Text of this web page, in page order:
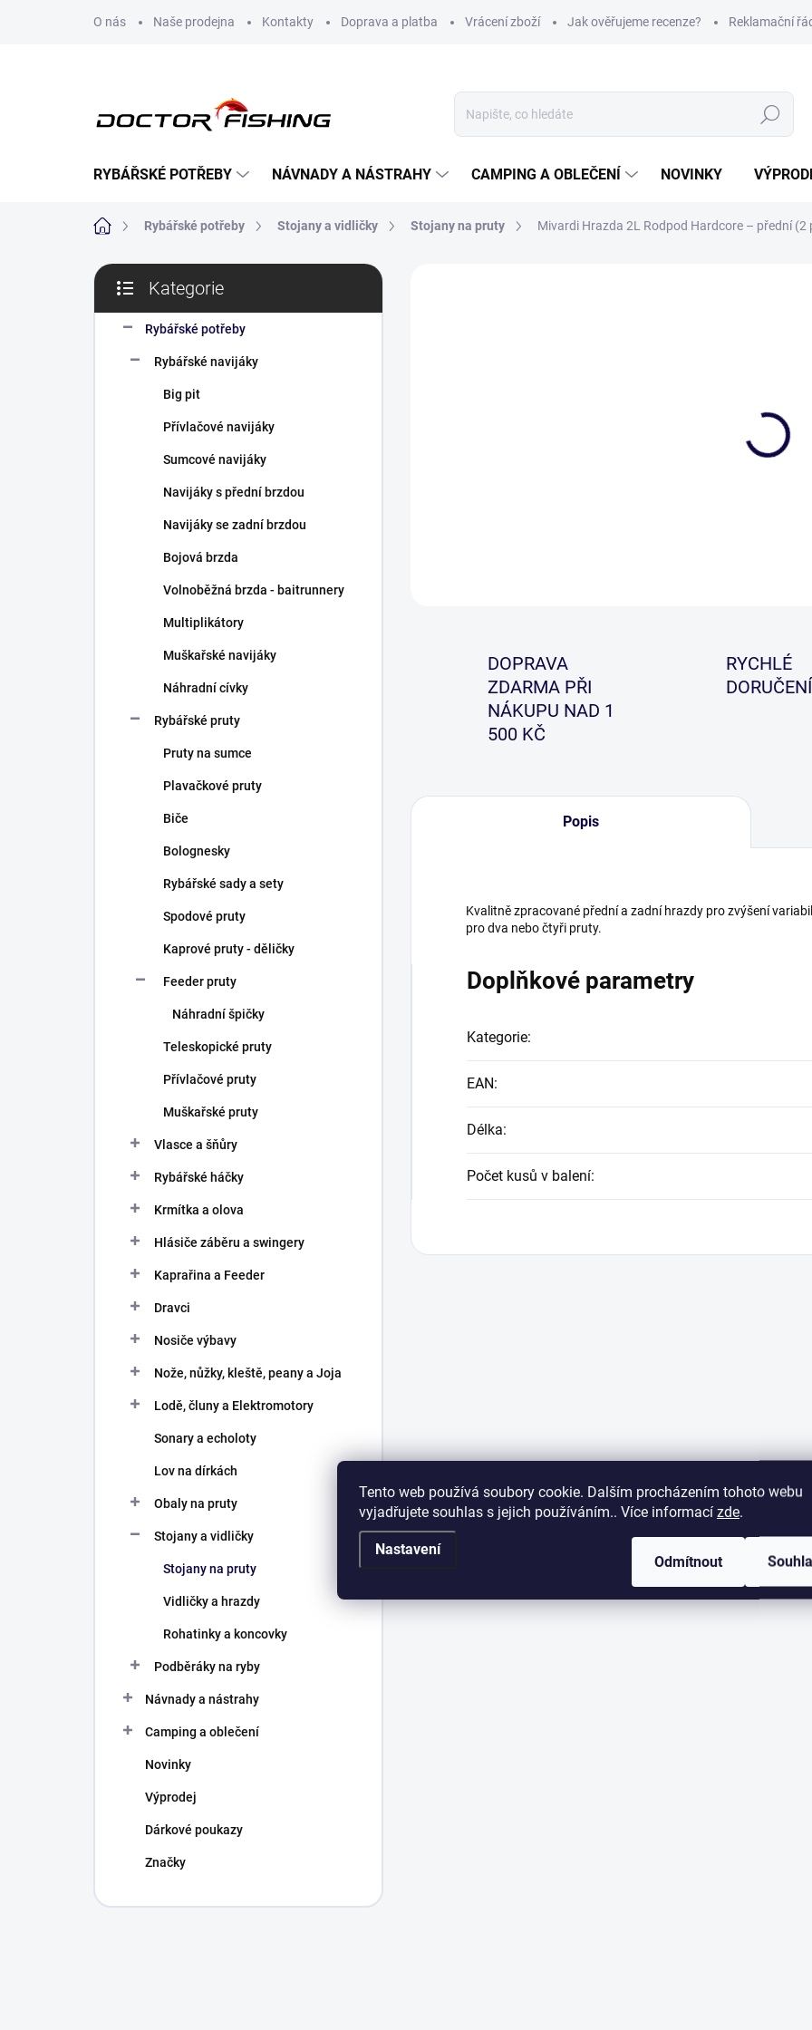
Tento web používá soubory cookie. Dalším procházením tohoto webu
vyjadřujete souhlas s jejich používáním.. Více informací zde.
Nastavení
Odmítnout
O nás Naše prodejna Kontakty Doprava a platba Vrácení zboží Jak ověřujeme recenze? Reklamační
Hledat
RYBÁŘSKÉ POTŘEBY NÁVNADY A NÁSTRAHY CAMPING A OBLEČENÍ NOVINKY
Domů Rybářské potřeby Stojany a vidličky Stojany na pruty Mivardi Hrazda 2L Rodpod Hardcore – přední (2
P
s
kategorie
Kategorie
Rybářské potřeby
Rybářské navijáky
Big pit
Přívlačové navijáky
Sumcové navijáky
Navijáky s přední brzdou
Navijáky se zadní brzdou
Bojová brzda
Volnoběžná brzda - baitrunnery
Multiplikátory
Muškařské navijáky
Náhradní cívky
Rybářské pruty
Pruty na sumce
Plavačkové pruty
Biče
Bolognesky
Rybářské sady a sety
Spodové pruty
Kaprové pruty - děličky
Feeder pruty
Náhradní špičky
Teleskopické pruty
Přívlačové pruty
Muškařské pruty
Vlasce a šňůry
Rybářské háčky
Krmítka a olova
Hlásiče záběru a swingery
Kaprařina a Feeder
Dravci
Nosiče výbavy
Nože, nůžky, kleště, peany a Joja
Lodě, čluny a Elektromotory
Sonary a echoloty
Lov na dírkách
Obaly na pruty
Stojany a vidličky
Stojany na pruty
Vidličky a hrazdy
Rohatinky a koncovky
Podběráky na ryby
Návnady a nástrahy
Camping a oblečení
Novinky
Výprodej
Dárkové poukazy
Značky
DOPRAVA
ZDARMA PŘI
NÁKUPU NAD 1
500 KČ
RYCHLÉ
DORUČENÍ
Popis
Kvalitně zpracované přední a zadní hrazdy pro zvýšení
pro dva nebo čtyři pruty.
Doplňkové parametry
Kategorie:
EAN:
Délka:
Počet kusů v balení: